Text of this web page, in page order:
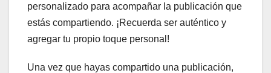
personalizado para acompañar la publicación que
estás compartiendo. ¡Recuerda ser auténtico y
agregar tu propio toque personal!
Una vez que hayas compartido una publicación,